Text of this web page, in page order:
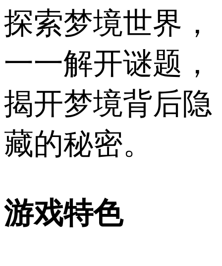
探索梦境世界，
一一解开谜题，
揭开梦境背后隐
藏的秘密。
游戏特色